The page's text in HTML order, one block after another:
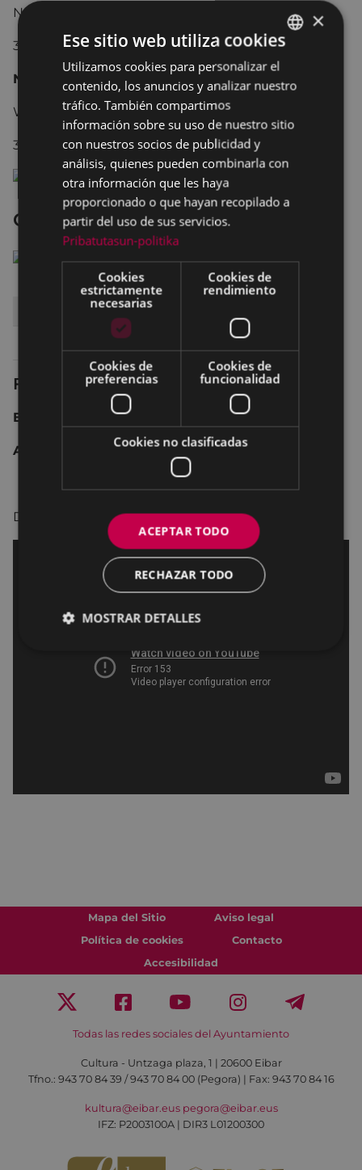
Normal: 4,00 €
3 D: 5,00 €
Normal
Warner: 4,50 €
3 D Warner: 6,50 €
Olentzero eta Amilaren sekretua
ORDUA
TEATRO - ANTZOKIA
Ficha técnica
España 2015 70 min.
Animación, Familiar
Dirección: Gorka Vazquez.
Mapa del Sitio
Aviso legal
Política de cookies
Contacto
Accesibilidad
Todas las redes sociales del Ayuntamiento
Cultura - Untzaga plaza, 1 | 20600 Eibar
Tfno.: 943 70 84 39 / 943 70 84 00 (Pegora) | Fax: 943 70 84 16
kultura@eibar.eus pegora@eibar.eus
IFZ: P2003100A | DIR3 L01200300
BASQUE
SPANISH
×
Ese sitio web utiliza cookies
Utilizamos cookies para personalizar el
contenido, los anuncios y analizar nuestro
tráfico. También compartimos
información sobre su uso de nuestro sitio
con nuestros socios de publicidad y
análisis, quienes pueden combinarla con
otra información que les haya
proporcionado o que hayan recopilado a
partir del uso de sus servicios.
Pribatutasun-politika
Cookies
estrictamente
necesarias
Cookies de
rendimiento
Cookies de
preferencias
Cookies de
funcionalidad
Cookies no clasificadas
ACEPTAR TODO
RECHAZAR TODO
MOSTRAR DETALLES